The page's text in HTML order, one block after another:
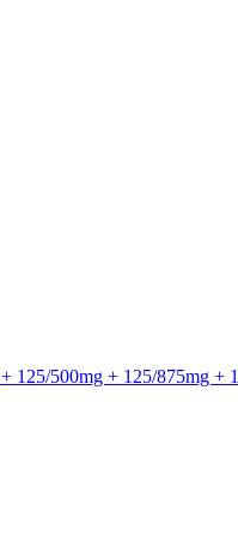
125/500mg + 125/875mg +